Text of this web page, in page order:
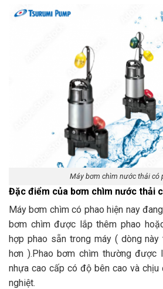
Máy bơm chìm nước thải có
Đặc điểm của bơm chìm nước thải
Máy bơm chìm có phao hiện nay
bơm chìm được lắp thêm phao
hợp phao sẵn trong máy ( dòng
hơn ).Phao bơm chìm thường được
nhựa cao cấp có độ bên cao và
nghiệt.